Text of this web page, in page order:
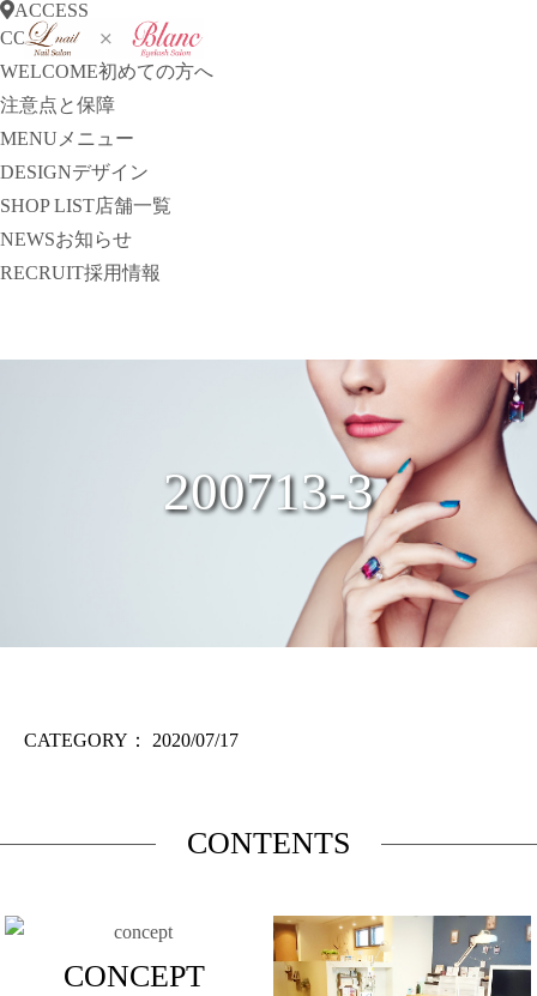
ACCESS
CONCEPT
コンセプト
WELCOME初めての方へ
注意点と保障
MENU メニュー
DESIGNデザイン
SHOP LIST店舗一覧
NEWSお知らせ
RECRUIT採用情報
200713-3
CATEGORY： 2020/07/17
CONTENTS
CONCEPT